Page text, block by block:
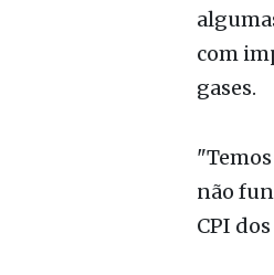
gases.
CPI
O